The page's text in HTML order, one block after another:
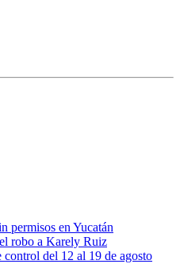
permisos en Yucatán
robo a Karely Ruiz
del 12 al 19 de agosto